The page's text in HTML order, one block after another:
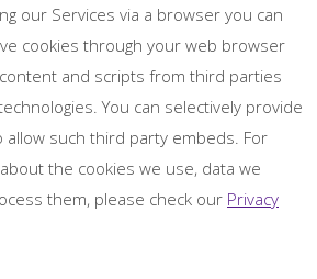
our Services via a browser you can
cookies through your web browser
and scripts from third parties
You can selectively provide
such third party embeds. For
the cookies we use, data we
them, please check our Privacy